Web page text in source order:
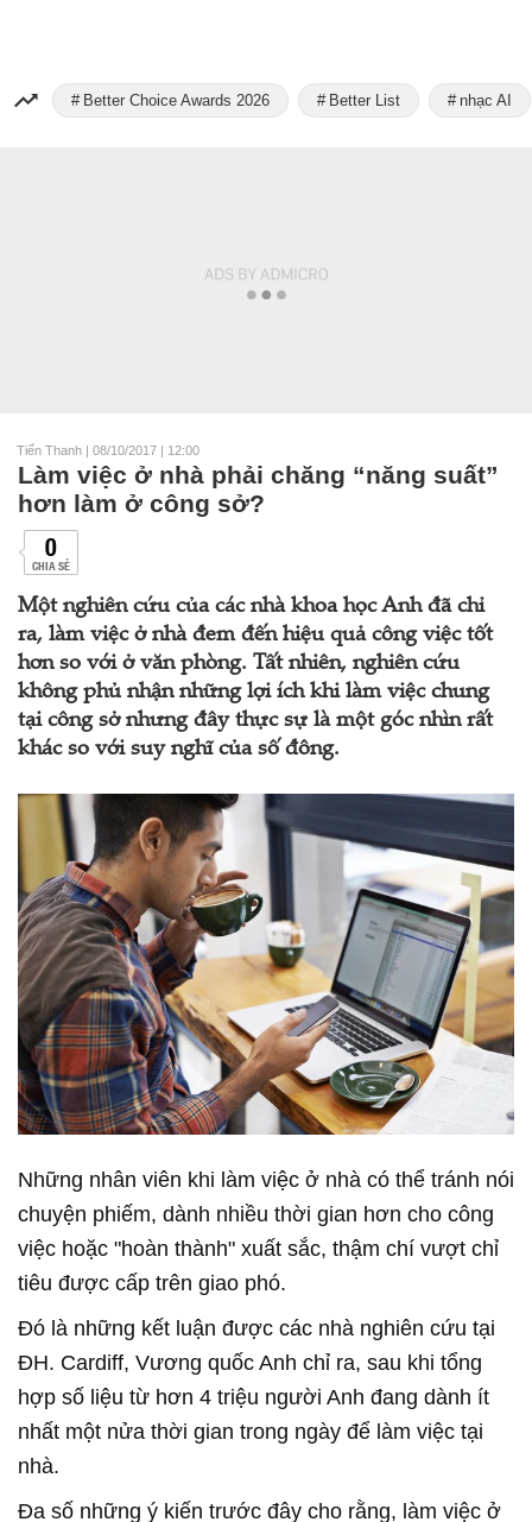
Better Choice Awards 2026 Better List nhạc AI
Tiến Thanh | 08/10/2017 | 12:00
Làm việc ở nhà phải chăng “năng suất”
hơn làm ở công sở?
0
CHIA SẺ
Một nghiên cứu của các nhà khoa học Anh đã chỉ
ra, làm việc ở nhà đem đến hiệu quả công việc tốt
hơn so với ở văn phòng. Tất nhiên, nghiên cứu
không phủ nhận những lợi ích khi làm việc chung
tại công sở nhưng đây thực sự là một góc nhìn rất
khác so với suy nghĩ của số đông.
Những nhân viên khi làm việc ở nhà có thể tránh nói
chuyện phiếm, dành nhiều thời gian hơn cho công
việc hoặc "hoàn thành" xuất sắc, thậm chí vượt chỉ
tiêu được cấp trên giao phó.
Đó là những kết luận được các nhà nghiên cứu tại
ĐH. Cardiff, Vương quốc Anh chỉ ra, sau khi tổng
hợp số liệu từ hơn 4 triệu người Anh đang dành ít
nhất một nửa thời gian trong ngày để làm việc tại
nhà.
Đa số những ý kiến trước đây cho rằng, làm việc ở